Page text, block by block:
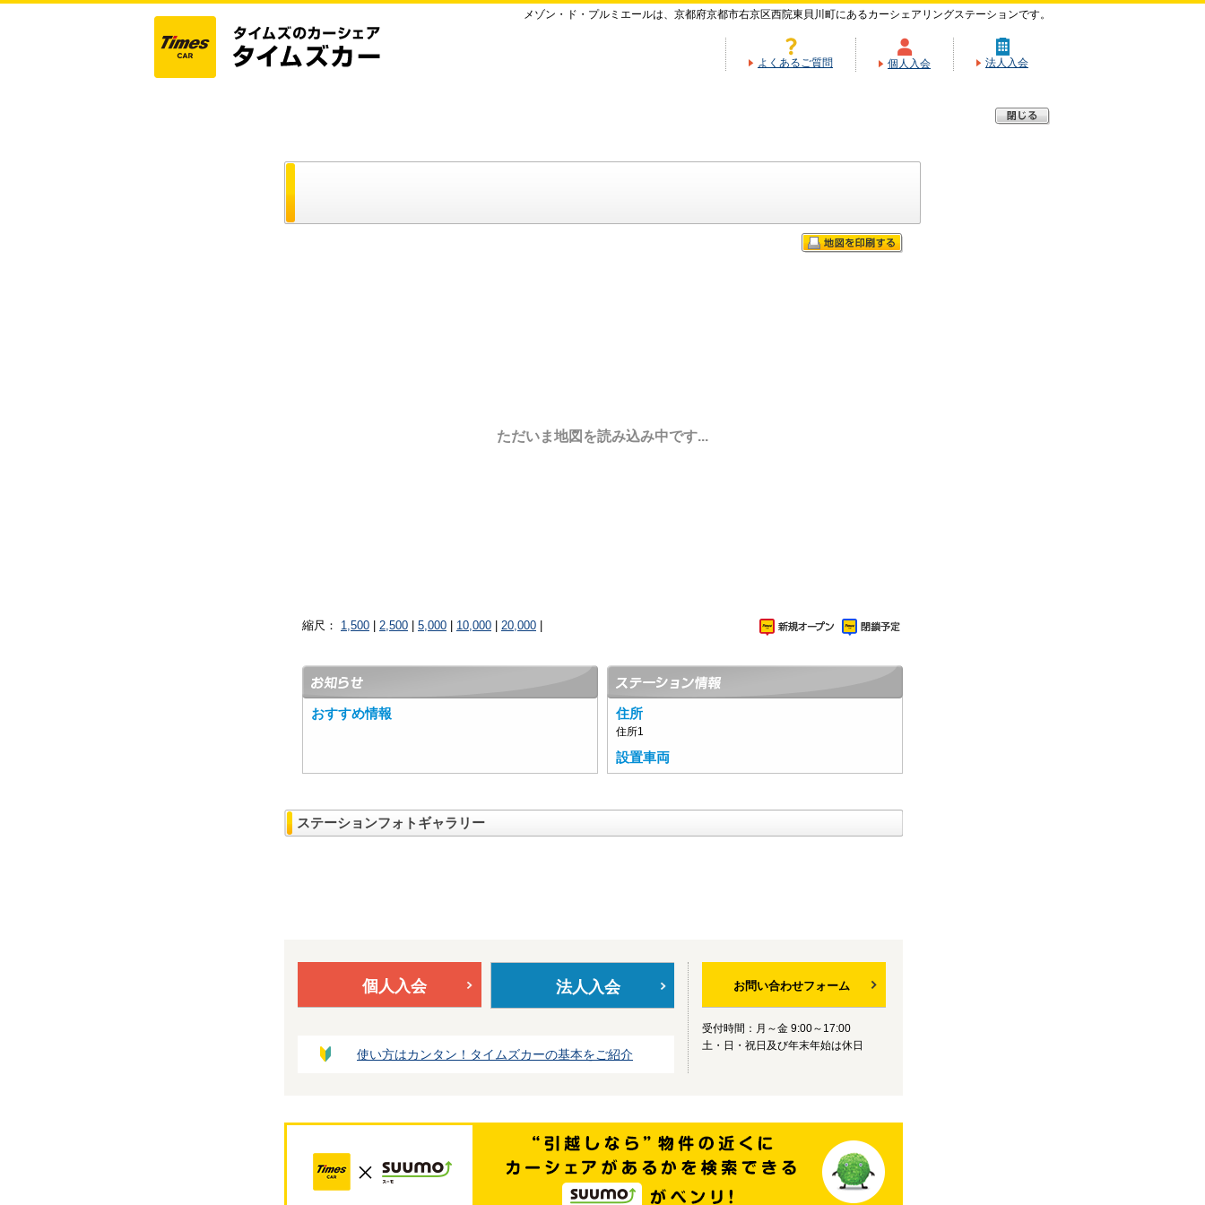
メゾン・ド・プルミエールは、京都府京都市右京区西院東貝川町にあるカーシェアリングステーションです。
よくあるご質問 個人入会 法人入会
ただいま地図を読み込み中です...
縮尺： 1,500 2,500 5,000 10,000 20,000
おすすめ情報 住所
住所1
設置車両
ステーションフォトギャラリー
個人入会 法人入会
使い方はカンタン！タイムズカーの基本をご紹介
お問い合わせフォーム
受付時間：月～金 9:00～17:00
土・日・祝日及び年末年始は休日